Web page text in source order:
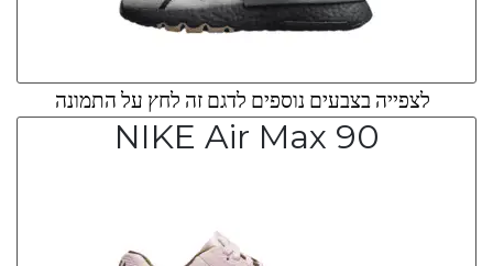
לצפייה בצבעים נוספים לדגם זה לחץ על התמונה
NIKE Air Max 90